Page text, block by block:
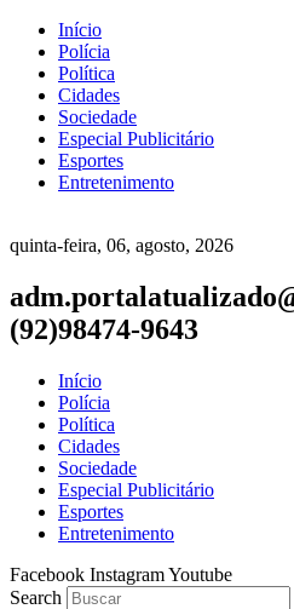
Início
Polícia
Política
Cidades
Sociedade
Especial Publicitário
Esportes
Entretenimento
quinta-feira, 06, agosto, 2026
(92)98474-9643
Início
Polícia
Política
Cidades
Sociedade
Especial Publicitário
Esportes
Entretenimento
Facebook InstagramYoutube
Search